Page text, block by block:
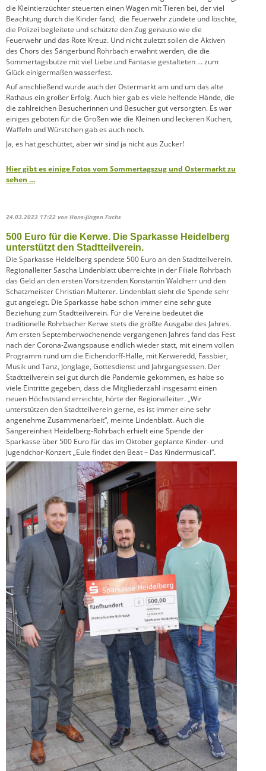
die Kleintierzüchter steuerten einen Wagen mit Tieren bei, der viel
Beachtung durch die Kinder fand, die Feuerwehr zündete und löschte,
die Polizei begleitete und schützte den Zug genauso wie die
Feuerwehr und das Rote Kreuz. Und nicht zuletzt sollen die Aktiven
des Chors des Sängerbund Rohrbach erwähnt werden, die die
Sommertagsbutze mit viel Liebe und Fantasie gestalteten … zum
Glück einigermaßen wasserfest.
Auf anschließend wurde auch der Ostermarkt am und um das alte
Rathaus ein großer Erfolg. Auch hier gab es viele helfende Hände, die
die zahlreichen Besucherinnen und Besucher gut versorgten. Es war
einiges geboten für die Großen wie die Kleinen und leckeren Kuchen,
Waffeln und Würstchen gab es auch noch.
Ja, es hat geschüttet, aber wir sind ja nicht aus Zucker!
Hier gibt es einige Fotos vom Sommertagszug und Ostermarkt zu
sehen …
24.03.2023 17:22 von Hans-Jürgen Fuchs
500 Euro für die Kerwe. Die Sparkasse Heidelberg
unterstützt den Stadtteilverein.
Die Sparkasse Heidelberg spendete 500 Euro an den Stadtteilverein.
Regionalleiter Sascha Lindenblatt überreichte in der Filiale Rohrbach
das Geld an den ersten Vorsitzenden Konstantin Waldherr und den
Schatzmeister Christian Multerer. Lindenblatt sieht die Spende sehr
gut angelegt. Die Sparkasse habe schon immer eine sehr gute
Beziehung zum Stadtteilverein. Für die Vereine bedeutet die
traditionelle Rohrbacher Kerwe stets die größte Ausgabe des Jahres.
Am ersten Septemberwochenende vergangenen Jahres fand das Fest
nach der Corona-Zwangspause endlich wieder statt, mit einem vollen
Programm rund um die Eichendorff-Halle, mit Kerweredd, Fassbier,
Musik und Tanz, Jonglage, Gottesdienst und Jahrgangsessen. Der
Stadtteilverein sei gut durch die Pandemie gekommen, es habe so
viele Eintritte gegeben, dass die Mitgliederzahl insgesamt einen
neuen Höchststand erreichte, hörte der Regionalleiter. „Wir
unterstützen den Stadtteilverein gerne, es ist immer eine sehr
angenehme Zusammenarbeit“, meinte Lindenblatt. Auch die
Sängereinheit Heidelberg-Rohrbach erhielt eine Spende der
Sparkasse über 500 Euro für das im Oktober geplante Kinder- und
Jugendchor-Konzert „Eule findet den Beat – Das Kindermusical“.